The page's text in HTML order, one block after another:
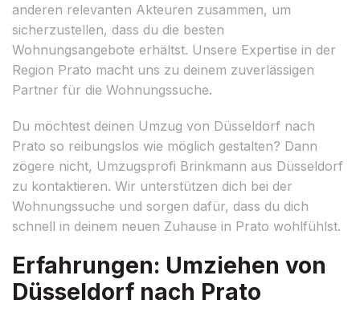
anderen relevanten Akteuren zusammen, um
sicherzustellen, dass du die besten
Wohnungsangebote erhältst. Unsere Expertise in der
Region Prato macht uns zu deinem zuverlässigen
Partner für die Wohnungssuche.
Du möchtest deinen Umzug von Düsseldorf nach
Prato so reibungslos wie möglich gestalten? Dann
zögere nicht, Umzugsprofi Brinkmann aus Düsseldorf
zu kontaktieren. Wir unterstützen dich bei der
Wohnungssuche und sorgen dafür, dass du dich
schnell in deinem neuen Zuhause in Prato wohlfühlst.
Erfahrungen: Umziehen von
Düsseldorf nach Prato